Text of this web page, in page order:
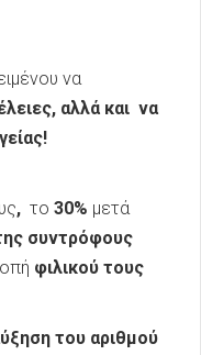
να
αλλά και να
, το 30% μετά
συντρόφους
φιλικού τους
του αριθμού